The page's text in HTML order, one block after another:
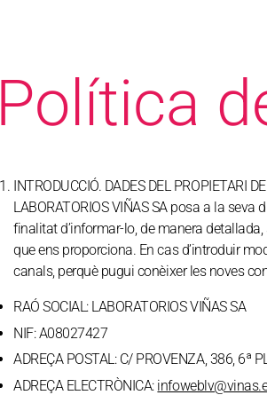
Política
INTRODUCCIÓ. DADES DEL PROPIETARI
LABORATORIOS VIÑAS SA posa a la
finalitat d’informar-lo, de manera
que ens proporciona. En cas d’introduir
canals, perquè pugui conèixer les noves
RAÓ SOCIAL:LABORATORIOS VIÑAS SA
NIF:A08027427
ADREÇA POSTAL:C/ PROVENZA, 386, 6ª
ADREÇA ELECTRÒNICA: